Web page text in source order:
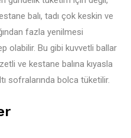
balı, tadı çok keskin ve
fazla yenilmesi
olabilir. Bu gibi kuvvetli ballar
ve kestane balına kıyasla
sofralarında bolca tüketilir.